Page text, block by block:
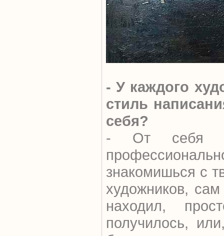
- У каждого
стиль
себя?
- От себя
знакомишься с
художников,
находил,
получилось,